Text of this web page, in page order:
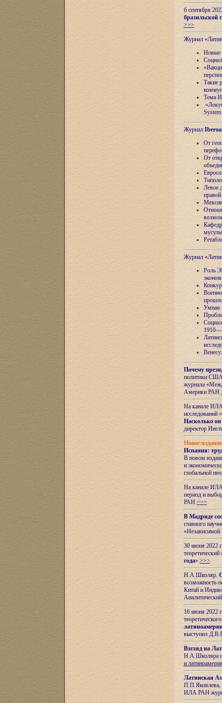
6 сентября
бразильской
>>>
Журнал
Новые
Такие
Тема
Журнал
От
От
Левое
Журнал
Роль
Умная
Почему
политики США
журнала
Америки РАН
На канале ИЛА
исследований «
Насколько он
директор
Новое
Испания:
В новом
и
глобальной
На канале
период и
РАН >>>
В Мадриде
главного
«Независимой
30 июня 2022
года» >>>
Н.А.Школяр.
возможность
Китай и
16 июня 2022
выступил
Взгляд на
Н.А.Школяра
и
Латинская
П.П.Яковлева,
ИЛА РАН